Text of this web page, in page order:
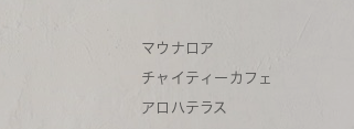
マウナロア
チャイティーカフェ
アロハテラス